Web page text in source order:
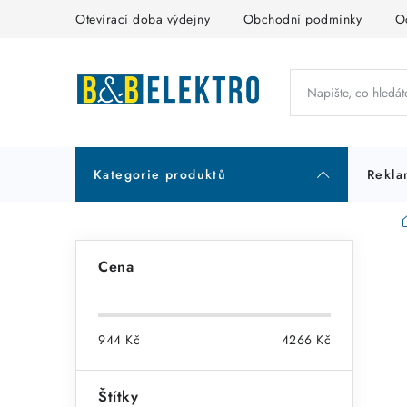
Otevírací doba výdejny Obchodní podmínky
Kategorie produktů
t
Cena
944 Kč 4266 Kč
Štítky